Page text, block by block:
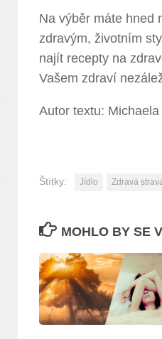
Na výběr máte hned
zdravým, životním
najít recepty na
Vašem zdraví
Autor textu:
Štítky: Jídlo Zdravá
MOHLO BY SE